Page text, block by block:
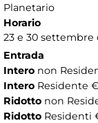
Planetario
Horario
23 e 30 settembre
Entrada
Intero non
Intero Residente
Ridotto non
Ridotto Residenti